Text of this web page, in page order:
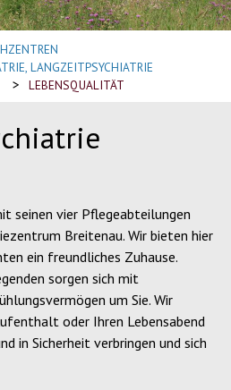
LANGZEITPSYCHIATRIE
> LEBENSQUALITÄT
seinen vier Pflegeabteilungen
Breitenau. Wir bieten hier
ein freundliches Zuhause.
sorgen sich mit
um Sie. Wir
oder Ihren Lebensabend
in Sicherheit verbringen und sich